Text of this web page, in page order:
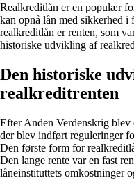
Realkreditlån er en populær
kan opnå lån med sikkerhed
realkreditlån er renten, som
historiske udvikling af
Den historiske
realkreditrenten
Efter Anden Verdenskrig blev
der blev indført reguleringer
Den første form for
Den lange rente var en fast
låneinstituttets omkostninger